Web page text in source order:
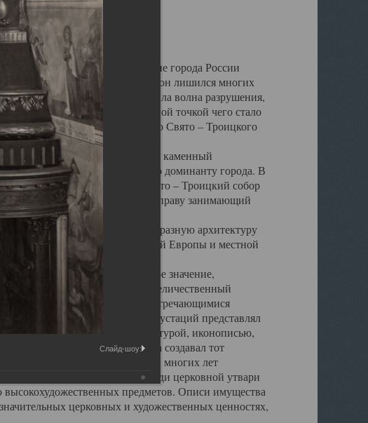
мере, чем другие губернские города России
в результате которых он лишился многих
старому Архангельску ударила волна разрушения,
в конце 20 –х годов. Отправной точкой чего стало
- ансамбля кафедрального Свято – Троицкого
величественный каменный
и градостроительную доминанту города. В
Вплоть до разрушения Свято – Троицкий собор
строений Архангельска, по праву занимающий
картине Архангельска.
в себе яркую и своеобразную архитектуру
течениями России, Западной Европы и местной
оправдывали его кафедральное значение,
города. Обширный и величественный
с единственными нигде не встречающимися
резных, символических инкрустаций представлял
же с живописью, скульптурой, иконописью,
интерьер Троицкого храма создавал тот
собора, на протяжении многих лет
ризнице, библиотеке, среди церковной утвари
высокохудожественных предметов. Описи имущества
церковных и художественных ценностях,
Слайд-шоу: